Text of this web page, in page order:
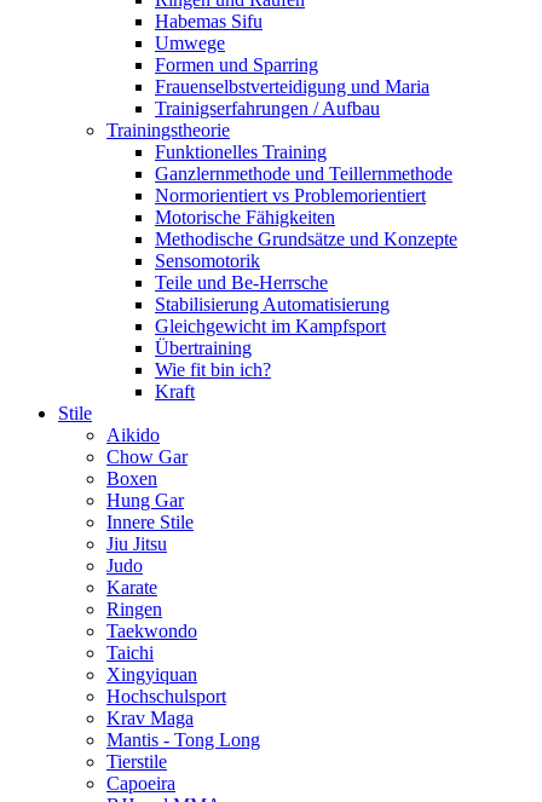
Habemas Sifu
Umwege
Formen und Sparring
Frauenselbstverteidigung und Maria
Trainigserfahrungen / Aufbau
Trainingstheorie
Funktionelles Training
Ganzlernmethode und Teillernmethode
Normorientiert vs Problemorientiert
Motorische Fähigkeiten
Methodische Grundsätze und Konzepte
Sensomotorik
Teile und Be-Herrsche
Stabilisierung Automatisierung
Gleichgewicht im Kampfsport
Übertraining
Wie fit bin ich?
Kraft
Stile
Aikido
Chow Gar
Boxen
Hung Gar
Innere Stile
Jiu Jitsu
Judo
Karate
Ringen
Taekwondo
Taichi
Xingyiquan
Hochschulsport
Krav Maga
Mantis - Tong Long
Tierstile
Capoeira